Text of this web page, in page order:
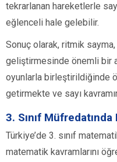
tekrarlanan hareketlerle
eğlenceli hale gelebilir.
Sonuç olarak, ritmik
geliştirmesinde önemli bir
oyunlarla birleştirildiğinde
getirmekte ve sayı
3. Sınıf
Türkiye’de 3. sınıf
matematik kavramlarını